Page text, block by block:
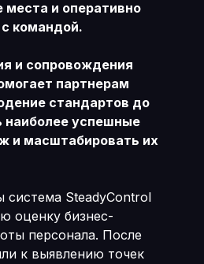
места и оперативно
командой.
и сопровождения
партнерам
стандартов до
наиболее успешные
и масштабировать их
система SteadyControl
оценку бизнес-
персонала. После
к выявлению точек